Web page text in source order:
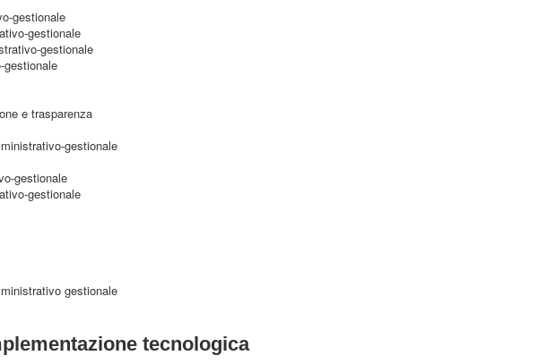
gestionale
gestionale
gestionale
gestionale
e trasparenza
gestionale
gestionale
gestionale
gestionale
tecnologica